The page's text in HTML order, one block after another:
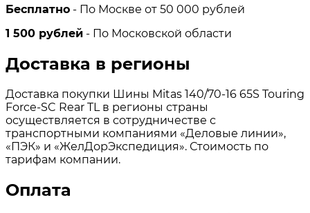
Бесплатно - По Москве от 50 000 рублей
1 500 рублей - По Московской области
Доставка в регионы
Доставка покупки Шины Mitas 140/70-16 65S Touring
Force-SC Rear TL в регионы страны
осуществляется в сотрудничестве с
транспортными компаниями «Деловые линии»,
«ПЭК» и «ЖелДорЭкспедиция». Стоимость по
тарифам компании.
Оплата